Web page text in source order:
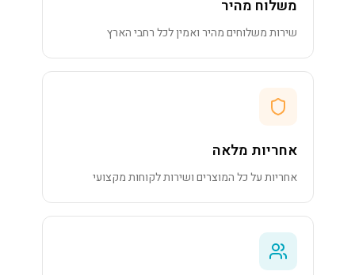
משלוח מהיר
שירות משלוחים מהיר ואמין לכל רחבי הארץ
אחריות מלאה
אחריות על כל המוצרים ושירות לקוחות מקצועי